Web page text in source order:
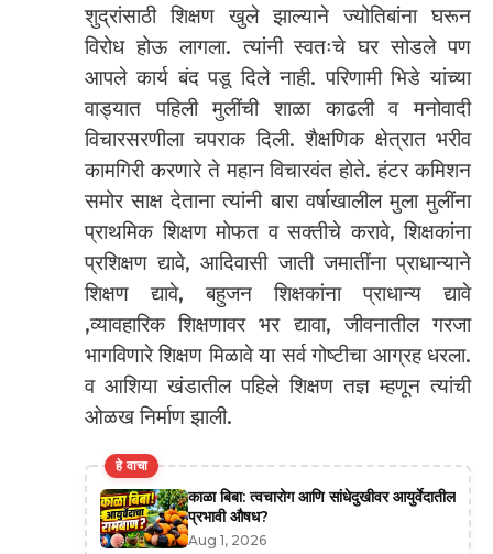
शुद्रांसाठी शिक्षण खुले झाल्याने ज्योतिबांना घरून
विरोध होऊ लागला. त्यांनी स्वतःचे घर सोडले पण
आपले कार्य बंद पडू दिले नाही. परिणामी भिडे यांच्या
वाड्यात पहिली मुलींची शाळा काढली व मनोवादी
विचारसरणीला चपराक दिली. शैक्षणिक क्षेत्रात भरीव
कामगिरी करणारे ते महान विचारवंत होते. हंटर कमिशन
समोर साक्ष देताना त्यांनी बारा वर्षाखालील मुला मुलींना
प्राथमिक शिक्षण मोफत व सक्तीचे करावे, शिक्षकांना
प्रशिक्षण द्यावे, आदिवासी जाती जमातींना प्राधान्याने
शिक्षण द्यावे, बहुजन शिक्षकांना प्राधान्य द्यावे
,व्यावहारिक शिक्षणावर भर द्यावा, जीवनातील गरजा
भागविणारे शिक्षण मिळावे या सर्व गोष्टीचा आग्रह धरला.
व आशिया खंडातील पहिले शिक्षण तज्ञ म्हणून त्यांची
ओळख निर्माण झाली.
हे वाचा
काळा बिबा: त्वचारोग आणि सांधेदुखीवर आयुर्वेदातील
प्रभावी औषध?
Aug 1, 2026